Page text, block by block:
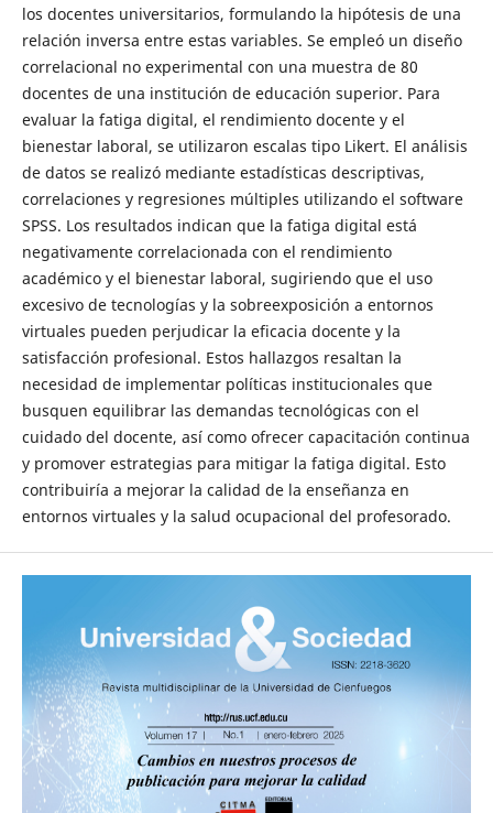
los docentes universitarios, formulando la hipótesis de una
relación inversa entre estas variables. Se empleó un diseño
correlacional no experimental con una muestra de 80
docentes de una institución de educación superior. Para
evaluar la fatiga digital, el rendimiento docente y el
bienestar laboral, se utilizaron escalas tipo Likert. El análisis
de datos se realizó mediante estadísticas descriptivas,
correlaciones y regresiones múltiples utilizando el software
SPSS. Los resultados indican que la fatiga digital está
negativamente correlacionada con el rendimiento
académico y el bienestar laboral, sugiriendo que el uso
excesivo de tecnologías y la sobreexposición a entornos
virtuales pueden perjudicar la eficacia docente y la
satisfacción profesional. Estos hallazgos resaltan la
necesidad de implementar políticas institucionales que
busquen equilibrar las demandas tecnológicas con el
cuidado del docente, así como ofrecer capacitación continua
y promover estrategias para mitigar la fatiga digital. Esto
contribuiría a mejorar la calidad de la enseñanza en
entornos virtuales y la salud ocupacional del profesorado.